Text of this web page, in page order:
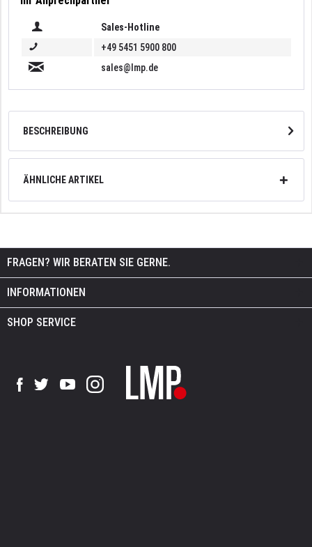
Sales-Hotline
+49 5451 5900 800
sales@lmp.de
BESCHREIBUNG
ÄHNLICHE ARTIKEL
FRAGEN? WIR BERATEN SIE GERNE.
INFORMATIONEN
SHOP SERVICE